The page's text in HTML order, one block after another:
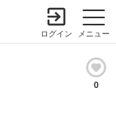
メニュー
ログイン
0